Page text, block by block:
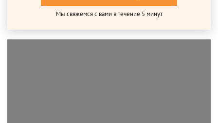
Мы свяжемся с вами в течение 5 минут